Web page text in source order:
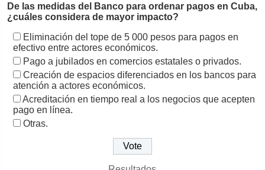
De las medidas del Banco para ordenar pagos en Cuba,
¿cuáles considera de mayor impacto?
Eliminación del tope de 5 000 pesos para pagos en
efectivo entre actores económicos.
Pago a jubilados en comercios estatales o privados.
Creación de espacios diferenciados en los bancos para
atención a actores económicos.
Acreditación en tiempo real a los negocios que acepten
pago en línea.
Otras.